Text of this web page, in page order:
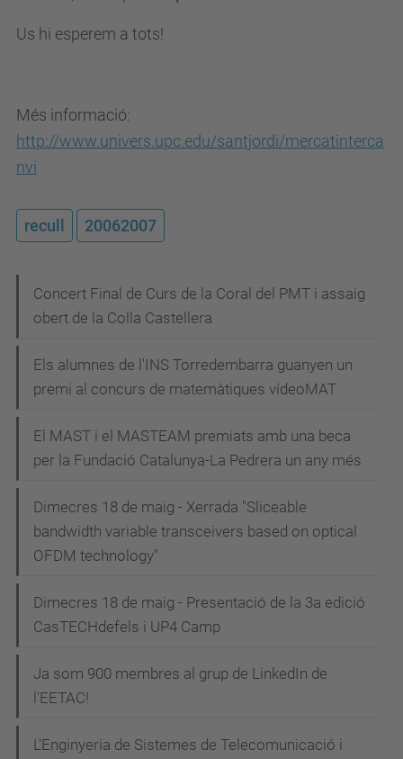
Us hi esperem a tots!
Més informació:
http://www.univers.upc.edu/santjordi/mercatinterca
nvi
recull 20062007
g
c
Concert Final de Curs de la Coral del PMT i assaig
obert de la Colla Castellera
Els alumnes de l'INS Torredembarra guanyen un
premi al concurs de matemàtiques vídeoMAT
El MAST i el MASTEAM premiats amb una beca
per la Fundació Catalunya-La Pedrera un any més
Dimecres 18 de maig - Xerrada "Sliceable
bandwidth variable transceivers based on optical
OFDM technology"
Dimecres 18 de maig - Presentació de la 3a edició
CasTECHdefels i UP4 Camp
Ja som 900 membres al grup de LinkedIn de
l'EETAC!
L'Enginyeria de Sistemes de Telecomunicació i